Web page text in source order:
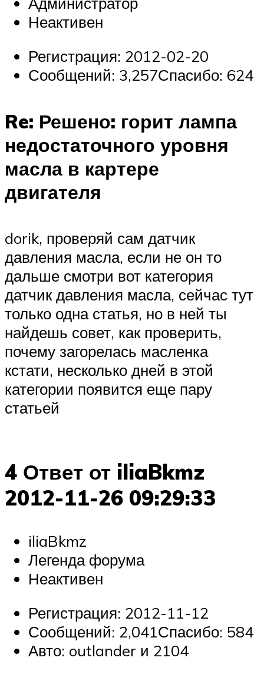
Неактивен
Регистрация: 2012-02-20
Сообщений: 3,257Спасибо: 624
Re: Решено: горит лампа
недостаточного уровня
масла в картере
двигателя
dorik, проверяй сам датчик
давления масла, если не он то
дальше смотри вот категория
датчик давления масла, сейчас тут
только одна статья, но в ней ты
найдешь совет, как проверить,
почему загорелась масленка
кстати, несколько дней в этой
категории появится еще пару
статьей
4 Ответ от iliaBkmz
2012-11-26 09:29:33
iliaBkmz
Легенда форума
Неактивен
Регистрация: 2012-11-12
Сообщений: 2,041Спасибо: 584
Авто: outlander и 2104